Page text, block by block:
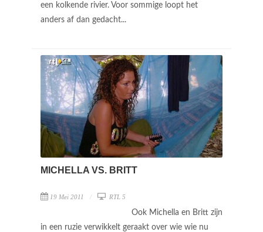
een kolkende rivier. Voor sommige loopt het
anders af dan gedacht...
MICHELLA VS. BRITT
19 Mei 2011 RTL 5
Ook Michella en Britt zijn
in een ruzie verwikkelt geraakt over wie wie nu